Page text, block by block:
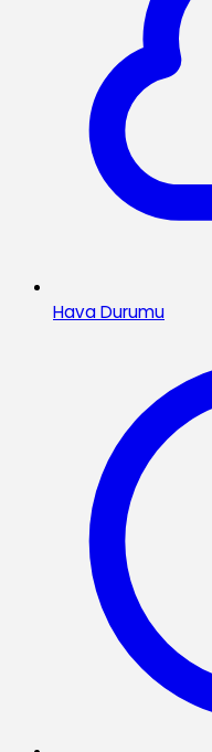
Hava Durumu